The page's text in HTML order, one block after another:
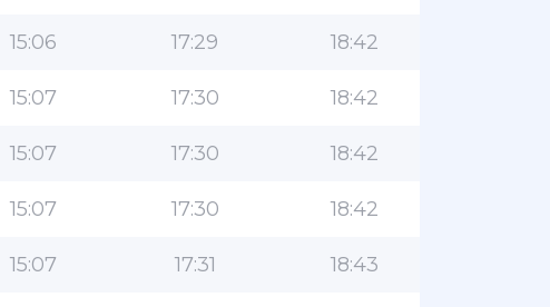
15:06 17:29 18:42
15:07 17:30 18:42
15:07 17:30 18:42
15:07 17:30 18:42
15:07 17:31 18:43